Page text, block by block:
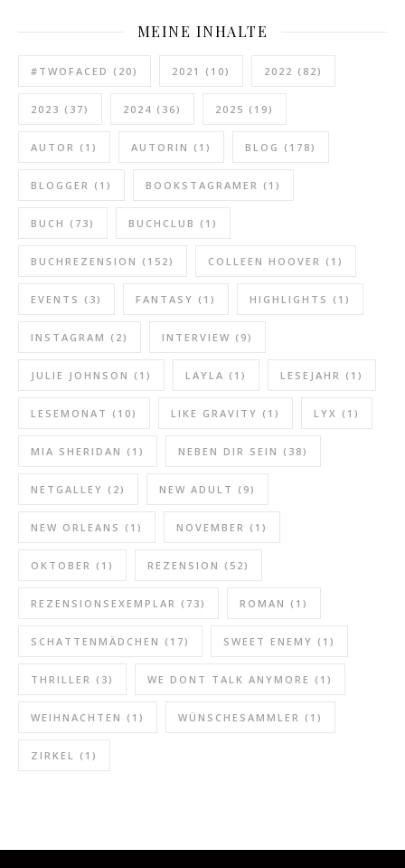
MEINE INHALTE
#TWOFACED (20) 2021 (10) 2022 (82)
2023 (37) 2024 (36) 2025 (19)
AUTOR (1) AUTORIN (1) BLOG (178)
BLOGGER (1) BOOKSTAGRAMER (1)
BUCH (73) BUCHCLUB (1)
BUCHREZENSION (152) COLLEEN HOOVER (1)
EVENTS (3) FANTASY (1) HIGHLIGHTS (1)
INSTAGRAM (2) INTERVIEW (9)
JULIE JOHNSON (1) LAYLA (1) LESEJAHR (1)
LESEMONAT (10) LIKE GRAVITY (1) LYX (1)
MIA SHERIDAN (1) NEBEN DIR SEIN (38)
NETGALLEY (2) NEW ADULT (9)
NEW ORLEANS (1) NOVEMBER (1)
OKTOBER (1) REZENSION (52)
REZENSIONSEXEMPLAR (73) ROMAN (1)
SCHATTENMÄDCHEN (17) SWEET ENEMY (1)
THRILLER (3) WE DONT TALK ANYMORE (1)
WEIHNACHTEN (1) WÜNSCHESAMMLER (1)
ZIRKEL (1)